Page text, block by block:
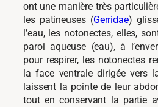
ont une manière très
les patineuses (Gerridae)
l’eau, les notonectes, elles,
paroi aqueuse (eau), à
pour respirer, les notonectes
la face ventrale dirigée vers
laissent la pointe de leur
tout en conservant la partie